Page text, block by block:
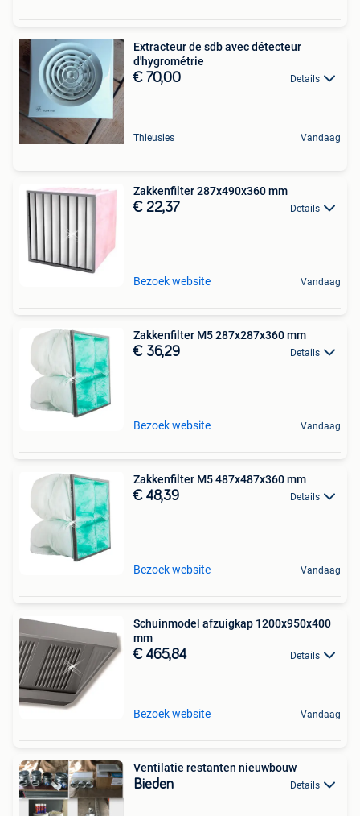
Extracteur de sdb avec détecteur
d'hygrométrie
€ 70,00 Details
Thieusies Vandaag
Zakkenfilter 287x490x360 mm
€ 22,37 Details
Bezoek website Vandaag
Zakkenfilter M5 287x287x360 mm
€ 36,29 Details
Bezoek website Vandaag
Zakkenfilter M5 487x487x360 mm
€ 48,39 Details
Bezoek website Vandaag
Schuinmodel afzuigkap 1200x950x400
mm
€ 465,84 Details
Bezoek website Vandaag
Ventilatie restanten nieuwbouw
Bieden Details